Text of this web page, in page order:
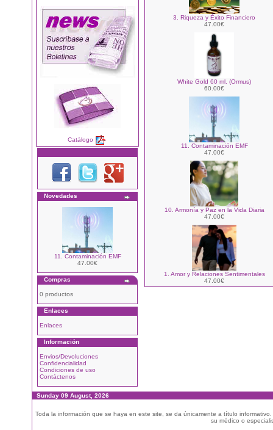
Catálogo
Novedades
11. Contaminación EMF
47.00€
Compras
0 productos
Enlaces
Enlaces
Información
Envios/Devoluciones
Confidencialidad
Condiciones de uso
Contáctenos
3. Riqueza y Éxito Financiero
47.00€
White Gold 60 ml. (Ormus)
60.00€
11. Contaminación EMF
47.00€
10. Armonía y Paz en la Vida Diaria
47.00€
1. Amor y Relaciones Sentimentales
47.00€
Sunday 09 August, 2026
Toda la información que se haya en este site, se da únicamente a título
su médico o